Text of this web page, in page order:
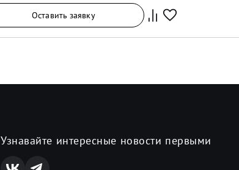
Оставить заявку
Узнавайте интересные новости первыми